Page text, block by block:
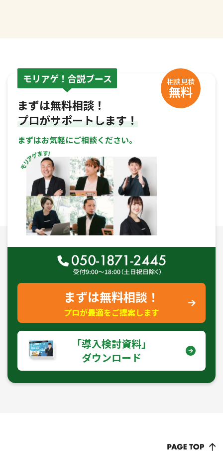
モリアゲ！合説ブース 相談見積
無料
まずは無料相談！
プロがサポートします！
まずはお気軽にご相談ください。
まずは無料相談！
プロが最適をご提案します
｢導入検討資料｣
ダウンロード